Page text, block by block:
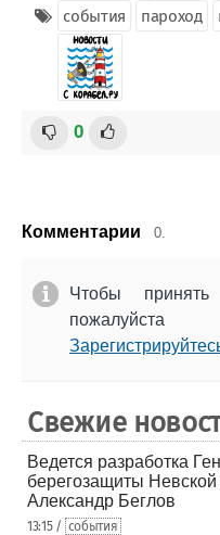
события
пароход
0
Комментарии 0.
Чтобы
Свежие
Ведется разработка
берегозащиты
Александр Беглов
13:15 / события